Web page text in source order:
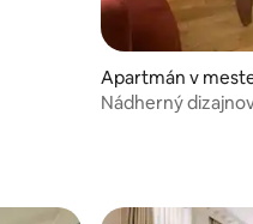
Apartmán v
Nádherný